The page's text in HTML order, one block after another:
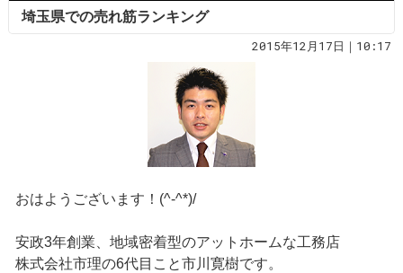
埼玉県での売れ筋ランキング
2015年12月17日｜10:17
おはようございます！(^-^*)/
安政3年創業、地域密着型のアットホームな工務店
株式会社市理の6代目こと市川寛樹です。